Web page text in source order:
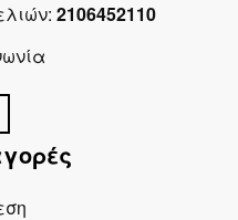
2106452110